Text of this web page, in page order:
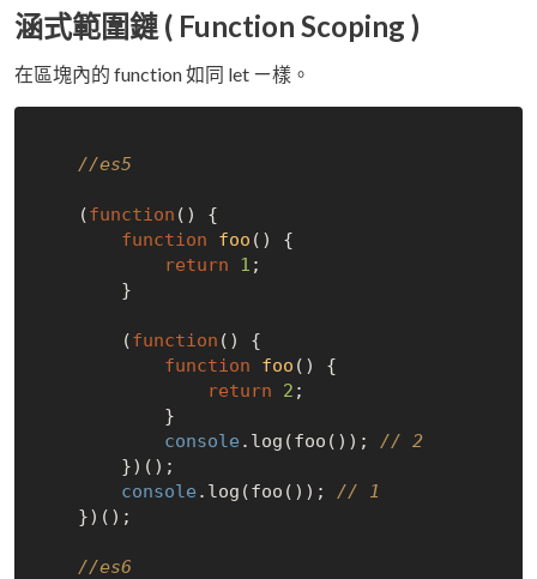
涵式範圍鏈 ( Function Scoping )
在區塊內的 function 如同 let ㄧ樣。
//es5
    (
function ( ) {
function
foo ( ) {
return
1 ;
        (
function ( ) {
function
foo ( ) {
return
2 ;
console .log(foo()); // 2
console .log(foo()); // 1
//es6